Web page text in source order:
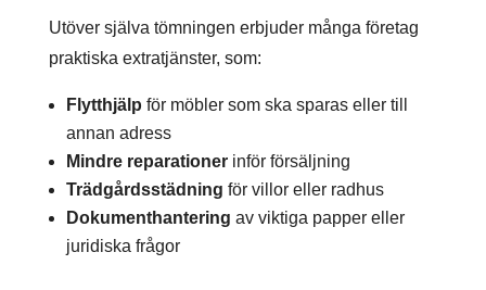
Utöver själva tömningen erbjuder många företag
praktiska extratjänster, som:
Flytthjälp för möbler som ska sparas eller till
annan adress
Mindre reparationer inför försäljning
Trädgårdsstädning för villor eller radhus
Dokumenthantering av viktiga papper eller
juridiska frågor